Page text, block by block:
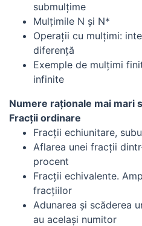
submulţime
Mulţimile N şi N*
Operaţii cu mulţimi:
diferenţă
Exemple de mulţimi
infinite
Numere raţionale mai mari
Fracţii ordinare
Fracţii echiunitare,
Aflarea unei fracţii
procent
Fracţii echivalente.
fracţiilor
Adunarea şi scăderea
au acelaşi numitor